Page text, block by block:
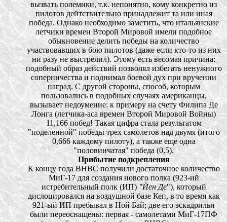
вызвать полемики, т.к. непонятно, кому конкретно из
пилотов дейтствительно принадлежит та или иная
победа. Однако необходимо заметить, что итальянские
летчики времен Второй Мировой имели подобное
обыкновение делить победы на количество
участвовавших в бою пилотов (даже если кто-то из них
ни разу не выстрелил). Этому есть весомая причина:
подобный образ действий позволял избегать ненужного
соперничества и поднимал боевой дух при вручении
наград. С другой стороны, способ, которым
пользовались в подобных случаях американцы,
вызывает недоумение: к примеру на счету Филипа Де
Лонга (летчика-аса времен Второй Мировой Войны)
11,166 побед! Такая цифра стала результатом
"поделенной" победы трех самолетов над двумя (итого
0,666 каждому пилоту), а также еще одна
"половинчатая" победа (0,5).
Прибытие подкрепления
К концу года ВНВС получили достаточное количество
МиГ-17 для создания нового полка (923-ий
истребительный полк (ИП)"Йен Де"), который
дислоцировался на воздушной базе Кеп, в то время как
921-ый ИП пребывал в Ной Бай; две его эскадрильи
были переоснащены: первая - самолетами МиГ-17ПФ